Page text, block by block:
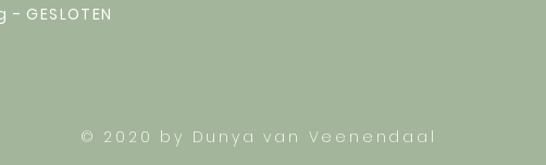
GESLOTEN
© 2020 by Dunya van Veenendaal